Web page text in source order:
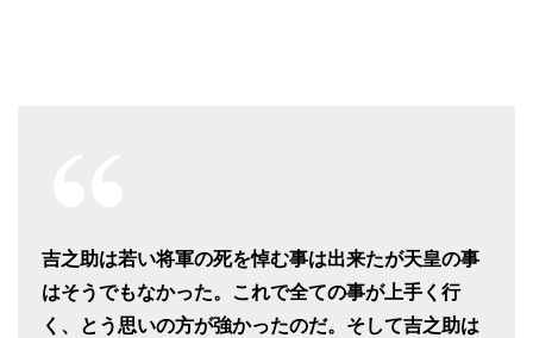
吉之助は若い将軍の死を悼む事は出来たが天皇の事
はそうでもなかった。これで全ての事が上手く行
く、とう思いの方が強かったのだ。そして吉之助は